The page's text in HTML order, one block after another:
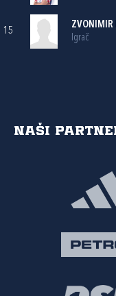
15
ZVONIMIR
Igrač
Naši